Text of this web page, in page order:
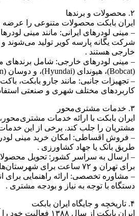
۲. محصولات و برندها
ایران بابکت محصولات متنوعی را عرضه
– مینی لودرهای ایرانی: مانند مینی
شرکت یگانه پارسه کویر تولید می‌شوند و
خارجی هستند .
– مینی لودرهای خارجی: شامل برندهای
(Bobcat)، هیوندای (Hyundai)، و دوسان (Doosan) .
– تجهیزات جانبی: مانند جارو بابکت،
کاربردهای مختلف شهری و صنعتی
۳. خدمات مشتری‌محور
ایران بابکت با ارائه خدمات
مشتریان را جلب کند. برخی از این خدمات
– فروش اقساطی: امکان خرید مینی
طریق بانک یا جهاد کشاورزی .
برای تهران و ۷۲ ساعت برای شهرستان‌ها .
– مشاوره تخصصی: ارائه راهنمایی برای
دستگاه با توجه به نیاز و بودجه مشتری .
۴. تاریخچه و جایگاه ایران بابکت
ایران بابکت از سال